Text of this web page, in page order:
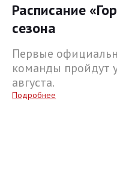
Расписание
сезона
Первые
команды пройдут
августа.
Подробнее